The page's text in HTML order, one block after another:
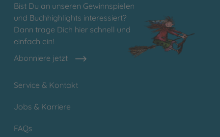
Bist Du an unseren Gewinnspielen
und Buchhighlights interessiert?
Dann trage Dich hier schnell und
einfach ein!
Abonniere jetzt
Service & Kontakt
Jobs & Karriere
FAQs